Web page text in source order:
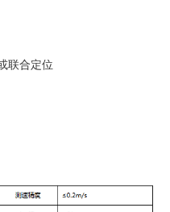
联合定位